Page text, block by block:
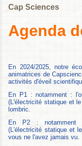
Cap Sciences
Agenda
En 2024/2025, notre
animatrices de
activités d'éveil
En P1 : notamment :
(L'électricité statique et
lombric.
En P2 : notamment
(L'électricité statique et
vous ne l'avez jamais vu.